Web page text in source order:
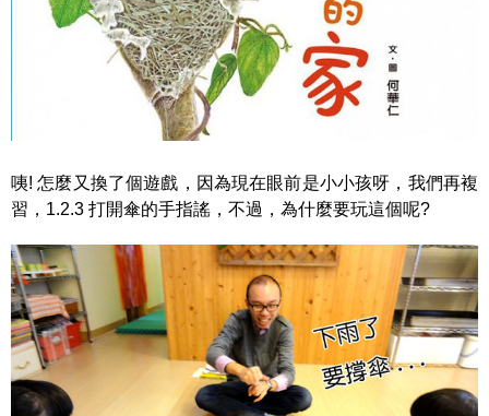
咦! 怎麼又換了個遊戲，因為現在眼前是小小孩呀，我們再複
習，1.2.3 打開傘的手指謠，不過，為什麼要玩這個呢?